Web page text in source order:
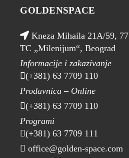
GOLDENSPACE
Kneza Mihaila 21A/59, 77
TC „Milenijum“, Beograd
Informacije i zakazivanje
(+381) 63 7709 110
Prodavnica – Online
(+381) 63 7709 110
Programi
(+381) 63 7709 111
office@golden-space.com